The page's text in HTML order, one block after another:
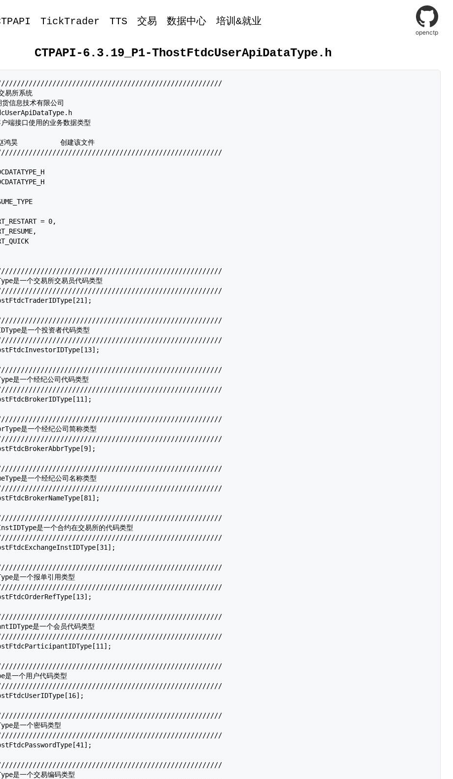
TickTrader TTS 交易 数据中心 培训&就业
openctp
CTPAPI-6.3.19_P1-ThostFtdcUserApiDataType.h
易所系统
信息技术有限公司
接口使用的业务数据类型
是一个交易所交易员代码类型
[21];
是一个投资者代码类型
[13];
是一个经纪公司代码类型
[11];
是一个经纪公司简称类型
[9];
是一个经纪公司名称类型
[81];
是一个合约在交易所的代码类型
[31];
是一个报单引用类型
[13];
是一个会员代码类型
[11];
一个用户代码类型
[16];
是一个密码类型
[41];
是一个交易编码类型